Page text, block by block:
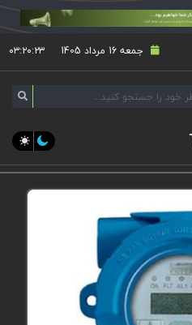
جمعه 16 مرداد 1405 ۰۳:۲۰:۲۳